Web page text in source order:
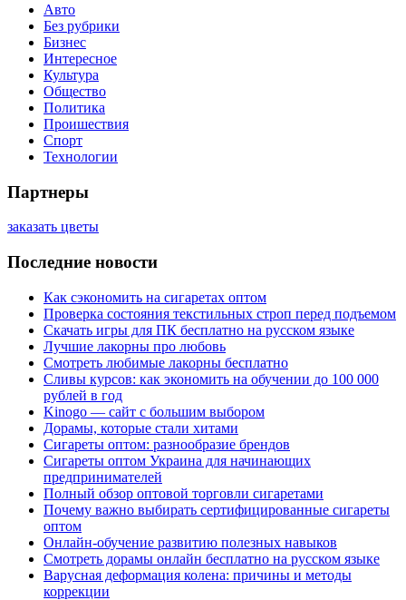
Авто
Без рубрики
Бизнес
Интересное
Культура
Общество
Политика
Проишествия
Спорт
Технологии
Партнеры
заказать цветы
Последние новости
Как сэкономить на сигаретах оптом
Проверка состояния текстильных строп перед подъемом
Скачать игры для ПК бесплатно на русском языке
Лучшие лакорны про любовь
Смотреть любимые лакорны бесплатно
Сливы курсов: как экономить на обучении до 100 000
рублей в год
Kinogo — сайт с большим выбором
Дорамы, которые стали хитами
Сигареты оптом: разнообразие брендов
Сигареты оптом Украина для начинающих
предпринимателей
Полный обзор оптовой торговли сигаретами
Почему важно выбирать сертифицированные сигареты
оптом
Онлайн-обучение развитию полезных навыков
Смотреть дорамы онлайн бесплатно на русском языке
Варусная деформация колена: причины и методы
коррекции